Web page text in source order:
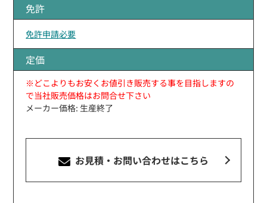
免許
免許申請必要
定価
※どこよりもお安くお値引き販売する事を目指しますの
で当社販売価格はお問合せ下さい
メーカー価格: 生産終了
お見積・お問い合わせはこちら